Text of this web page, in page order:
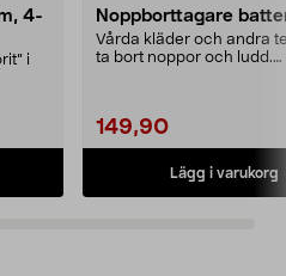
4-
i
Noppborttagare
Vårda kläder och andra
ta bort noppor och ludd.
149,90
Lägg i varukorg